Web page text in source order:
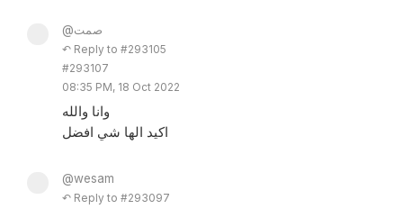
@صمت
↶ Reply to #293105
#293107
08:35 PM, 18 Oct 2022
وانا والله
اكيد الها شي افضل
@wesam
↶ Reply to #293097